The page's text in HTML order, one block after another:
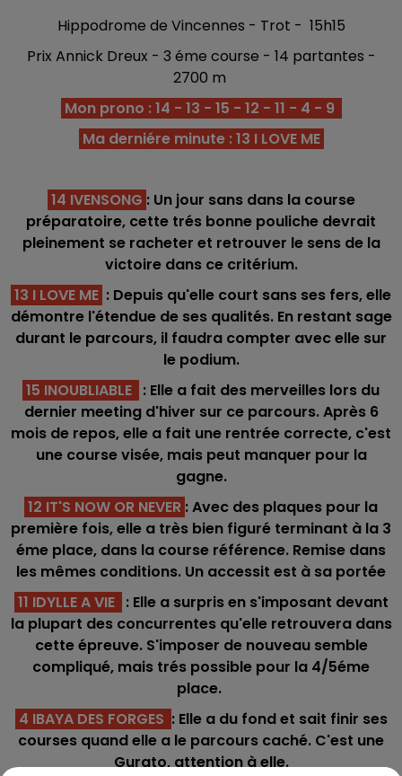
Hippodrome de Vincennes - Trot - 15h15
Prix Annick Dreux - 3 éme course - 14 partantes -
2700 m
Mon prono : 14 - 13 - 15 - 12 - 11 - 4 - 9
Ma derniére minute : 13 I LOVE ME
14 IVENSONG : Un jour sans dans la course
préparatoire, cette trés bonne pouliche devrait
pleinement se racheter et retrouver le sens de la
victoire dans ce critérium.
13 I LOVE ME : Depuis qu'elle court sans ses fers, elle
démontre l'étendue de ses qualités. En restant sage
durant le parcours, il faudra compter avec elle sur
le podium.
15 INOUBLIABLE : Elle a fait des merveilles lors du
dernier meeting d'hiver sur ce parcours. Après 6
mois de repos, elle a fait une rentrée correcte, c'est
une course visée, mais peut manquer pour la
gagne.
12 IT'S NOW OR NEVER : Avec des plaques pour la
première fois, elle a très bien figuré terminant à la 3
éme place, dans la course référence. Remise dans
les mêmes conditions. Un accessit est à sa portée
11 IDYLLE A VIE : Elle a surpris en s'imposant devant
la plupart des concurrentes qu'elle retrouvera dans
cette épreuve. S'imposer de nouveau semble
compliqué, mais trés possible pour la 4/5éme
place.
4 IBAYA DES FORGES : Elle a du fond et sait finir ses
courses quand elle a le parcours caché. C'est une
Gurato, attention à elle.